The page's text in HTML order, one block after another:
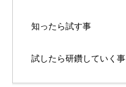
知ったら試す事
試したら研鑽していく事